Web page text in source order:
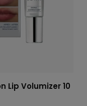
Lip Volumizer 10